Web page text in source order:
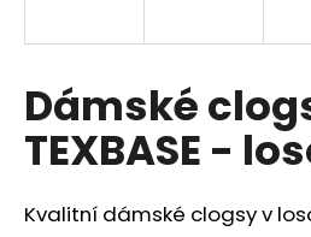
Dámské
TEXBASE -
Kvalitní dámské clogsy v
í
t
?